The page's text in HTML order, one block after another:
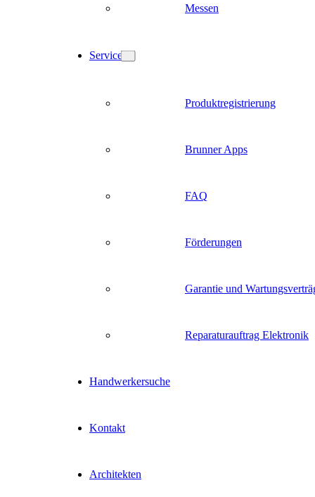
Messen
Service
Produktregistrierung
Brunner Apps
FAQ
Förderungen
Garantie und
Reparaturauftrag Elektronik
Handwerkersuche
Kontakt
Architekten